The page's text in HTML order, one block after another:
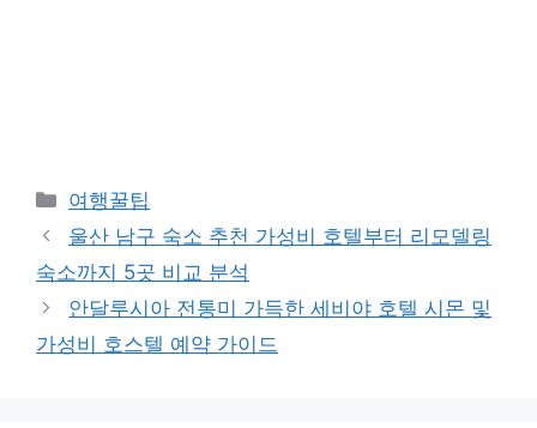
카
테
리
여행꿀팁
울산 남구 숙소 추천 가성비 호텔부터 리모델링
숙소까지 5곳 비교 분석
안달루시아 전통미 가득한 세비야 호텔 시몬 및
가성비 호스텔 예약 가이드